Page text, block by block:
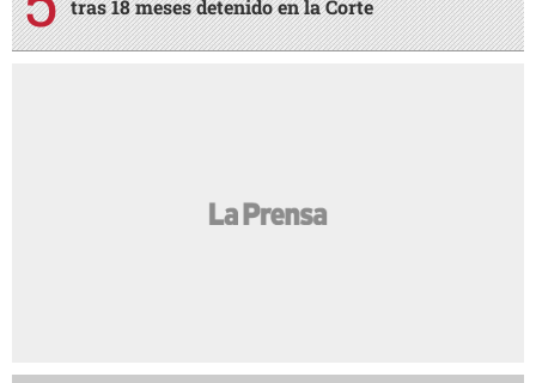
tras 18 meses detenido en la Corte